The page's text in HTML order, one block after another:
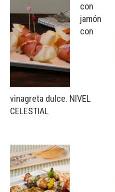
con
jamón
con
vinagreta dulce. NIVEL
CELESTIAL